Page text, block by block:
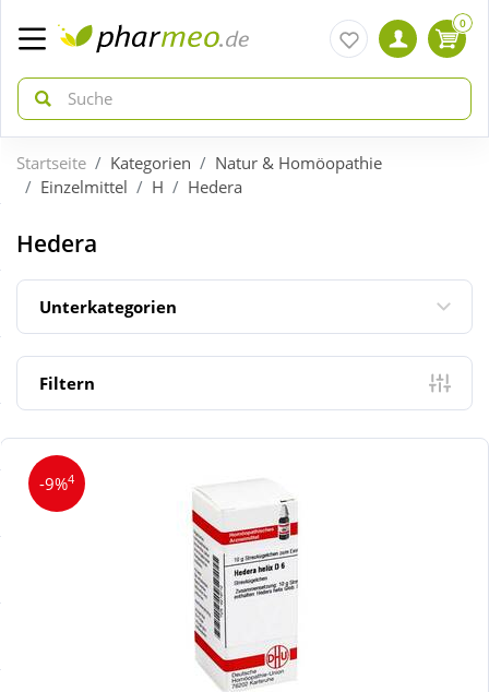
zurück
ÜBERSICHT AKTIONEN
Aktuelle Coupons
Neuheiten
Sale
zurück
ÜBERSICHT KATEGORIEN
Arzneimittel
Diabetes
Körperpflege & Kosmetik
0
Startseite Kategorien
Natur & Homöopathie
Einzelmittel
H Hedera
Hedera
Unterkategorien
Filtern
-9%4